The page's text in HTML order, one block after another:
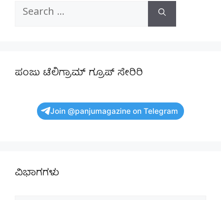
Search
ಪಂಜು ಟೆಲಿಗ್ರಾಮ್ ಗ್ರೂಪ್ ಸೇರಿರಿ
Join @panjumagazine on Telegram
ವಿಭಾಗಗಳು